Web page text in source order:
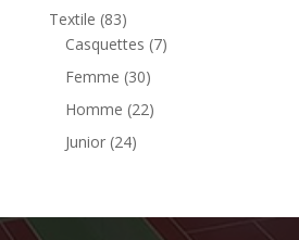
Textile (83)
Casquettes (7)
Femme (30)
Homme (22)
Junior (24)